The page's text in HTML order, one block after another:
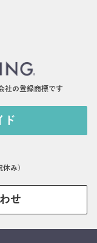
社の登録商標です
ド
み）
せ